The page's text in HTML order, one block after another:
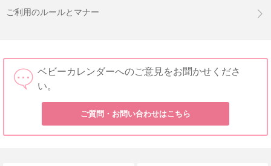
ご利用のルールとマナー
ベビーカレンダーへのご意見をお聞かせくださ
い。
ご質問・お問い合わせはこちら